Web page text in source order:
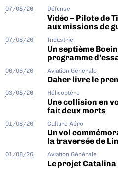
07/08/26 Défense
Vidéo – Pilote de
aux missions de
07/08/26 Industrie
Un septième
programme
06/08/26 Aviation Générale
Daher livre le
03/08/26 Hélicoptère
Une collision en
fait deux morts
01/08/26 Culture Aéro
Un vol
la traversée de
01/08/26 Aviation Générale
Le projet